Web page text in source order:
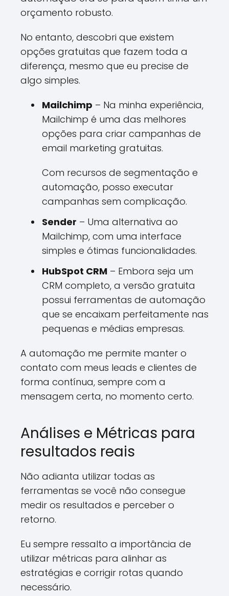
orçamento robusto.
No entanto, descobri que existem
opções gratuitas que fazem toda a
diferença, mesmo que eu precise de
algo simples.
Mailchimp – Na minha experiência,
Mailchimp é uma das melhores
opções para criar campanhas de
email marketing gratuitas.
Com recursos de segmentação e
automação, posso executar
campanhas sem complicação.
Sender – Uma alternativa ao
Mailchimp, com uma interface
simples e ótimas funcionalidades.
HubSpot CRM – Embora seja um
CRM completo, a versão gratuita
possui ferramentas de automação
que se encaixam perfeitamente nas
pequenas e médias empresas.
A automação me permite manter o
contato com meus leads e clientes de
forma contínua, sempre com a
mensagem certa, no momento certo.
Análises e Métricas para
resultados reais
Não adianta utilizar todas as
ferramentas se você não consegue
medir os resultados e perceber o
retorno.
Eu sempre ressalto a importância de
utilizar métricas para alinhar as
estratégias e corrigir rotas quando
necessário.